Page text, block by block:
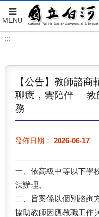
跳
到
要
MENU
:::
【公告】教師諮
聊癒，雲陪伴 」
務
發佈日期： 2026-06-17
一、依高級中等以下學
法辦理。
二、旨案係以個別諮詢
協助教師因應教職工作